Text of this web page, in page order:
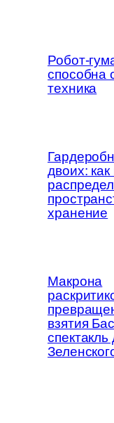
Робот-
способна
техника
двоих:
хранение
Макрона
взятия
спектакль